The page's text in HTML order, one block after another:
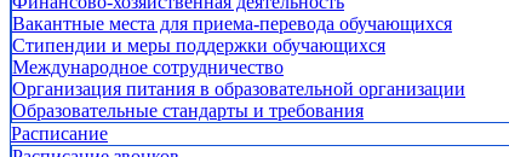
Вакантные места для приема-перевода обучающихся
Стипендии и меры поддержки обучающихся
Международное сотрудничество
Организация питания в образовательной организации
Образовательные стандарты и требования
Расписание